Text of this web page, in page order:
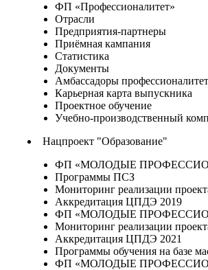
ФП «Профессионалитет»
Отрасли
Предприятия-партнеры
Приёмная кампания
Статистика
Документы
Амбассадоры
Карьерная карта выпускника
Проектное обучение
Учебно-производственный
Нацпроект "Образование"
ФП «МОЛОДЫЕ
Программы ПСЗ
Мониторинг реализации
Аккредитация ЦПДЭ 2019
ФП «МОЛОДЫЕ
Мониторинг реализации
Аккредитация ЦПДЭ 2021
Программы обучения на базе
ФП «МОЛОДЫЕ